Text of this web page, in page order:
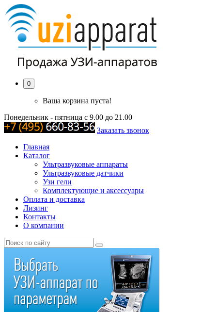
0
Ваша корзина пуста!
Понедельник - пятница с 9.00 до 21.00
Заказать звонок
Главная
Каталог
Ультразвуковые аппараты
Ультразвуковые датчики
Узи гели
Комплектующие и аксессуары
Оплата и доставка
Лизинг
Контакты
О компании